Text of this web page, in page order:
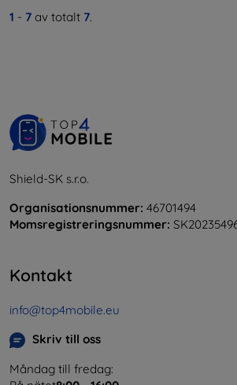
1 - 7 av totalt 7.
Shield-SK s.r.o.
Organisationsnummer: 46701494
Momsregistreringsnummer:
Kontakt
info@top4mobile.eu
Skriv till oss
Måndag till fredag: